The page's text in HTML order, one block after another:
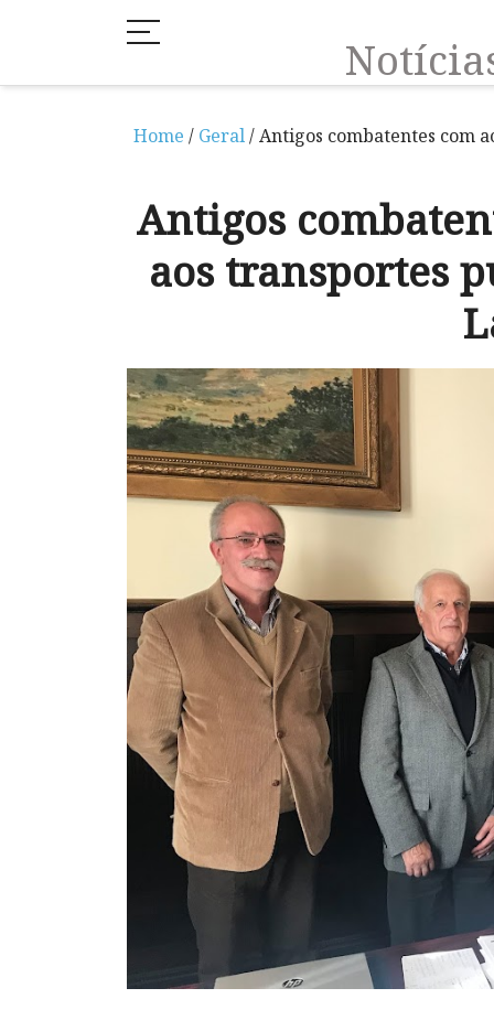
Home / Geral/ Antigos combatentes com
Antigos
aos transportes